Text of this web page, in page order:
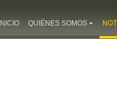
INICIO QUIÉNES SOMOS